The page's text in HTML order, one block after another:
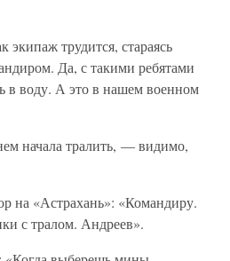
экипаж трудится, стараясь
Да, с такими ребятами
в воду. А это в нашем военном
начала тралить, — видимо,
«Астрахань»: «Командиру.
с тралом. Андреев».